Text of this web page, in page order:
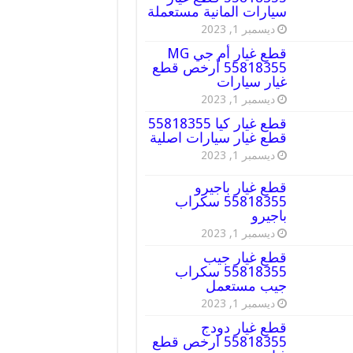
سيارات المانية مستعملة
ديسمبر 1, 2023
قطع غيار أم جي MG
55818355 أرخص قطع
غيار سيارات
ديسمبر 1, 2023
قطع غيار كيا 55818355
قطع غيار سيارات اصلية
ديسمبر 1, 2023
قطع غيار باجيرو
55818355 سكراب
باجيرو
ديسمبر 1, 2023
قطع غيار جيب
55818355 سكراب
جيب مستعمل
ديسمبر 1, 2023
قطع غيار دودج
55818355 ارخص قطع